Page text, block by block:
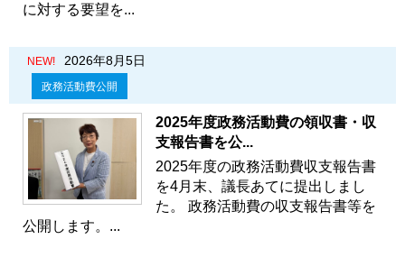
に対する要望を...
NEW! 2026年8月5日
政務活動費公開
2025年度政務活動費の領収書・収
支報告書を公...
2025年度の政務活動費収支報告書
を4月末、議長あてに提出しまし
た。 政務活動費の収支報告書等を
公開します。...